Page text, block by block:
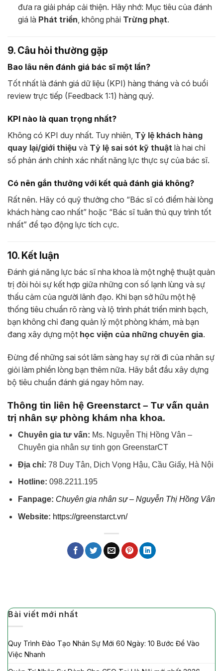
đưa ra giải pháp cải thiện. Hãy nhớ: Mục tiêu của đánh
giá là Phát triển , không phải Trừng phạt.
9. Câu hỏi thường gặp
Bao lâu nên đánh giá bác sĩ một lần?
Tốt nhất là đánh giá dữ liệu (KPI) hàng tháng và có buổi
review trực tiếp (Feedback 1:1) hàng quý.
KPI nào là quan trọng nhất?
Không có KPI duy nhất. Tuy nhiên, Tỷ lệ khách hàng
quay lại/giới thiệu và Tỷ lệ sai sót kỹ thuật là hai chỉ
số phản ánh chính xác nhất năng lực thực sự của bác sĩ.
Có nên gắn thưởng với kết quả đánh giá không?
Rất nên. Hãy có quỹ thưởng cho “Bác sĩ có điểm hài lòng
khách hàng cao nhất” hoặc “Bác sĩ tuân thủ quy trình tốt
nhất” để tạo động lực tích cực.
10. Kết luận
Đánh giá năng lực bác sĩ nha khoa là một nghệ thuật quản
trị đòi hỏi sự kết hợp giữa những con số lạnh lùng và sự
thấu cảm của người lãnh đạo. Khi bạn sở hữu một hệ
thống tiêu chuẩn rõ ràng và lộ trình phát triển minh bạch,
bạn không chỉ đang quản lý một phòng khám, mà bạn
đang xây dựng một học viện của những chuyên gia.
Đừng để những sai sót lâm sàng hay sự rời đi của nhân sự
giỏi làm phiền lòng bạn thêm nữa. Hãy bắt đầu xây dựng
bộ tiêu chuẩn đánh giá ngay hôm nay.
Thông tin liên hệ Greenstarct – Tư vấn quản
trị nhân sự phòng khám nha khoa.
Chuyên gia tư vấn: Ms. Nguyễn Thị Hồng Vân –
Chuyên gia nhân sự tinh gọn GreenstarCT
Địa chỉ: 78 Duy Tân, Dịch Vọng Hậu, Cầu Giấy, Hà Nội
Hotline: 098.2211.195
Fanpage: Chuyên gia nhân sự – Nguyễn Thị Hồng Vân
Website: https://greenstarct.vn/
Bài viết mới nhất
Quy Trình Đào Tạo Nhân Sự Mới 60 Ngày: 10 Bước Để Vào
Việc Nhanh